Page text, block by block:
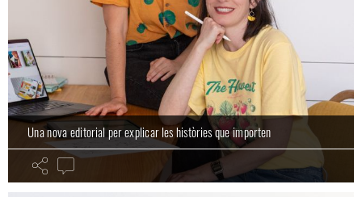
Una nova editorial per explicar les històries que importen